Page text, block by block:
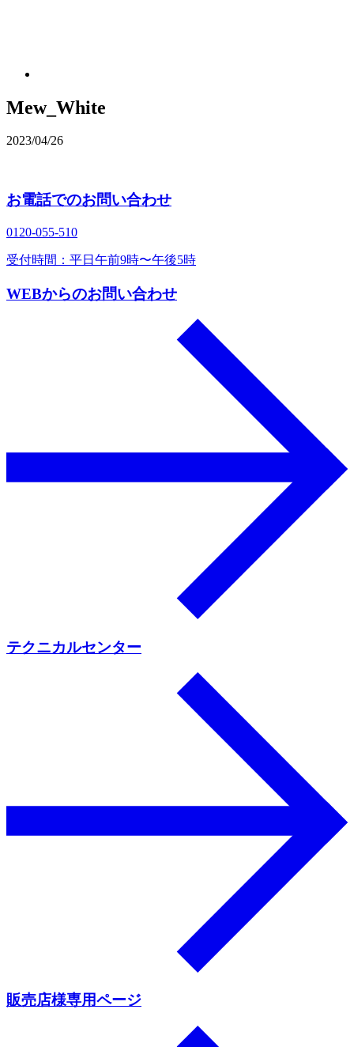
Mew_White
2023/04/26
お電話でのお問い合わせ
0120‐055‐510
受付時間：平日午前9時〜午後5時
WEBからのお問い合わせ
テクニカルセンター
販売店様専用ページ